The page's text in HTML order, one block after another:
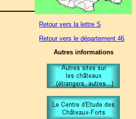
Retour vers la lettre S
Retour vers le département 46
Autres informations